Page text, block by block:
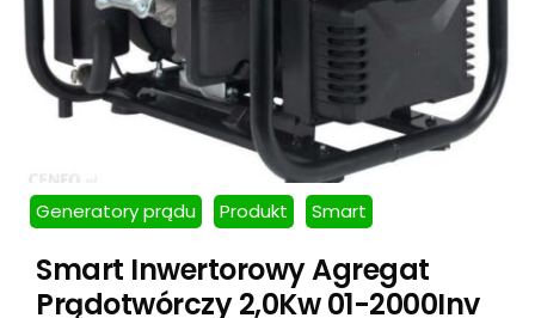
Generatory prądu Produkt Smart
Smart Inwertorowy Agregat
Prądotwórczy 2,0Kw 01-2000Inv